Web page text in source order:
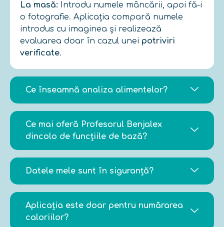
La masă: Introdu numele mâncării, apoi fă-i
o fotografie. Aplicația compară numele
introdus cu imaginea și realizează
evaluarea doar în cazul unei potriviri
verificate.
Ce înseamnă analiza alimentelor?
Ce mai oferă Profesorul Benjalex
dincolo de funcțiile de bază?
Datele mele sunt în siguranță?
Aplicația este doar pentru numărarea
caloriilor?